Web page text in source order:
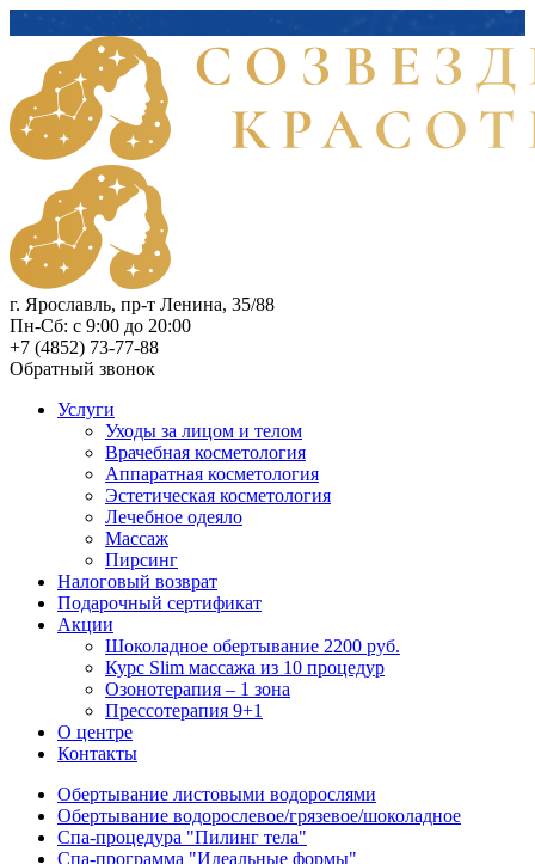
г. Ярославль, пр-т Ленина, 35/88
Пн-Сб: с 9:00 до 20:00
+7 (4852) 73-77-88
Обратный звонок
Услуги
Уходы за лицом и телом
Врачебная косметология
Аппаратная косметология
Эстетическая косметология
Лечебное одеяло
Массаж
Пирсинг
Налоговый возврат
Подарочный сертификат
Акции
Шоколадное обертывание 2200 руб.
Курс Slim массажа из 10 процедур
Озонотерапия – 1 зона
Прессотерапия 9+1
О центре
Контакты
Обертывание листовыми водорослями
Обертывание водорослевое/грязевое/шоколадное
Спа-процедура "Пилинг тела"
Спа-программа "Идеальные формы"